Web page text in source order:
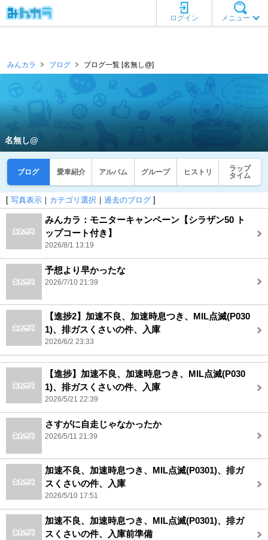
メニュー
ログイン
みんカラ ブログ ブログ一覧 [名無し@]
名無し@
ブログ 愛車紹介 アルバム グループ ヒストリ
ラップ
タイム
[ 写真表示 ｜ カテゴリ選択 ｜ 過去のブログ ]
みんカラ：モニターキャンペーン【シラザン50 ト
ップコート付き】
2026/8/1 13:19
予想より早かったな
2026/7/10 21:39
【進捗2】加速不良、加速時息つき、MIL点滅(P030
1)、排ガスくさいの件、入庫
2026/6/2 23:33
【進捗】加速不良、加速時息つき、MIL点滅(P030
1)、排ガスくさいの件、入庫
2026/5/21 22:39
さすがに自走じゃなかったか
2026/5/11 21:39
加速不良、加速時息つき、MIL点滅(P0301)、排ガ
スくさいの件、入庫
2026/5/10 17:51
加速不良、加速時息つき、MIL点滅(P0301)、排ガ
スくさいの件、入庫前準備